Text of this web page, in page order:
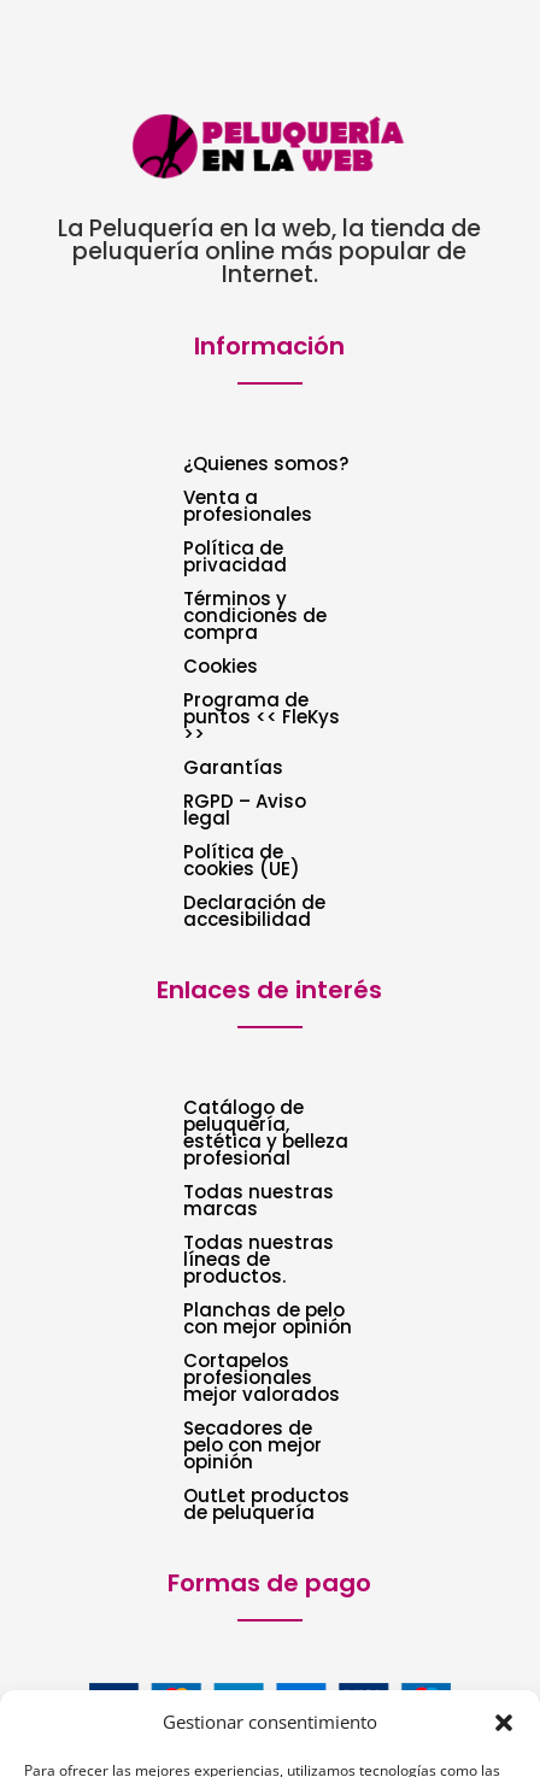
Gestionar consentimiento
Para ofrecer las mejores experiencias, utilizamos tecnologías como las
La Peluquería en la web, la tienda de
peluquería online más popular de
Internet.
Información
¿Quienes somos?
Venta a
profesionales
Política de
privacidad
Términos y
condiciones de
compra
Cookies
Programa de
puntos << FleKys
>>
Garantías
RGPD – Aviso
legal
Política de
cookies (UE)
Declaración de
accesibilidad
Enlaces de interés
Catálogo de
peluquería,
estética y belleza
profesional
Todas nuestras
marcas
Todas nuestras
líneas de
productos.
Planchas de pelo
con mejor opinión
Cortapelos
profesionales
mejor valorados
Secadores de
pelo con mejor
opinión
OutLet productos
de peluquería
Formas de pago